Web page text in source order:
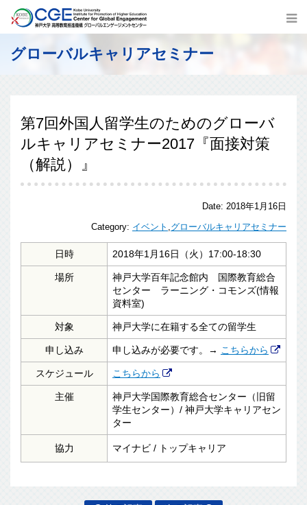
グローバルキャリアセミナー
第7回外国人留学生のためのグローバ
ルキャリアセミナー2017『面接対策
（解説）』
Date: 2018年1月16日
Category: イベント ,グローバルキャリアセミナー
日時 2018年1月16日（火）17:00-18:30
場所
神戸大学百年記念館内 国際教育総合
センター ラーニング・コモンズ(情報
資料室)
対象 神戸大学に在籍する全ての留学生
申し込み 申し込みが必要です。→ こちらから
スケジュール こちらから
主催
神戸大学国際教育総合センター（旧留
学生センター）/ 神戸大学キャリアセン
ター
協力 マイナビ / トップキャリア